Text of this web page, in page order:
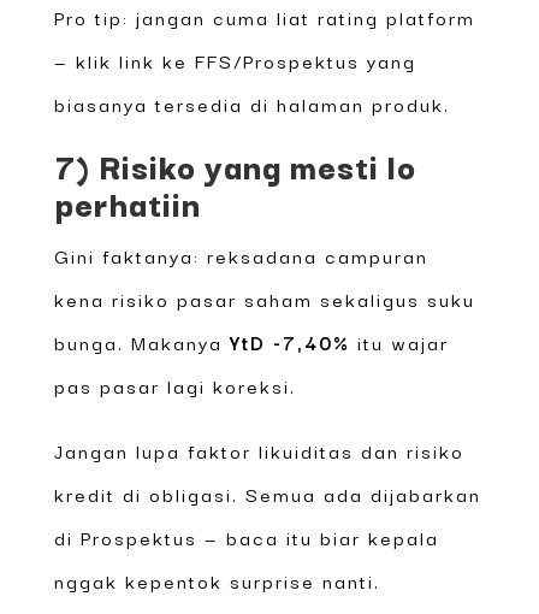
Pro tip: jangan cuma liat rating platform
— klik link ke FFS/Prospektus yang
biasanya tersedia di halaman produk.
7) Risiko yang mesti lo
perhatiin
Gini faktanya: reksadana campuran
kena risiko pasar saham sekaligus suku
bunga. MakanyaYtD -7,40% itu wajar
pas pasar lagi koreksi.
Jangan lupa faktor likuiditas dan risiko
kredit di obligasi. Semua ada dijabarkan
di Prospektus — baca itu biar kepala
nggak kepentok surprise nanti.